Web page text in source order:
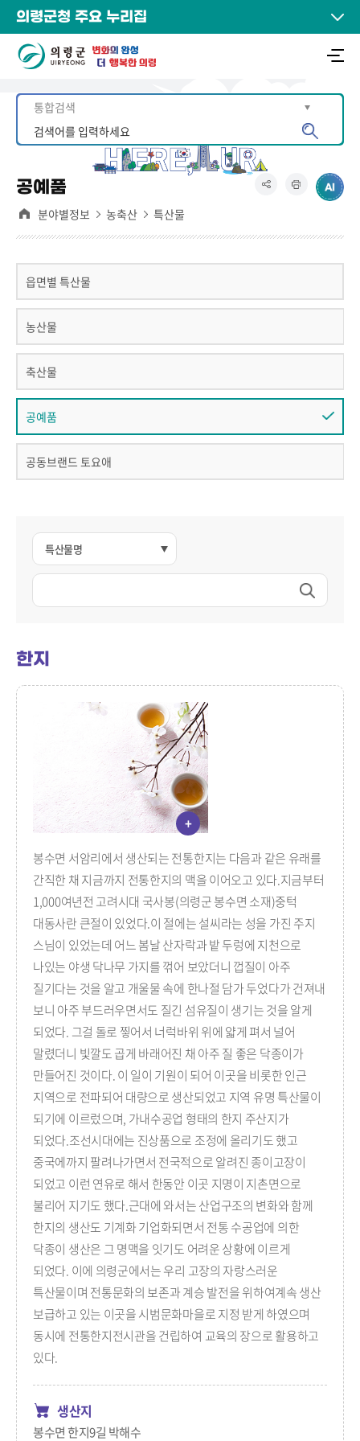
의령군청 주요 누리집
공예품
분야별정보 농축산 특산물
읍면별 특산물
농산물
축산물
공예품
공동브랜드 토요애
한지
+
봉수면 서암리에서 생산되는 전통한지는 다음과 같은 유래를
간직한 채 지금까지 전통한지의 맥을 이어오고 있다.지금부터
1,000여년전 고려시대 국사봉(의령군 봉수면 소재)중턱
대동사란 큰절이 있었다.이 절에는 설씨라는 성을 가진 주지
스님이 있었는데 어느 봄날 산자락과 밭 두렁에 지천으로
나있는 야생 닥나무 가지를 꺾어 보았더니 껍질이 아주
질기다는 것을 알고 개울물 속에 한나절 담가 두었다가 건져내
보니 아주 부드러우면서도 질긴 섬유질이 생기는 것을 알게
되었다. 그걸 돌로 찧어서 너럭바위 위에 얇게 펴서 널어
말렸더니 빛깔도 곱게 바래어진 채 아주 질 좋은 닥종이가
만들어진 것이다. 이 일이 기원이 되어 이곳을 비롯한 인근
지역으로 전파되어 대량으로 생산되었고 지역 유명 특산물이
되기에 이르렀으며, 가내수공업 형태의 한지 주산지가
되었다.조선시대에는 진상품으로 조정에 올리기도 했고
중국에까지 팔려나가면서 전국적으로 알려진 종이고장이
되었고 이런 연유로 해서 한동안 이곳 지명이 지촌면으로
불리어 지기도 했다.근대에 와서는 산업구조의 변화와 함께
한지의 생산도 기계화 기업화되면서 전통 수공업에 의한
닥종이 생산은 그 명맥을 잇기도 어려운 상황에 이르게
되었다. 이에 의령군에서는 우리 고장의 자랑스러운
특산물이며 전통문화의 보존과 계승 발전을 위하여계속 생산
보급하고 있는 이곳을 시범문화마을로 지정 받게 하였으며
동시에 전통한지전시관을 건립하여 교육의 장으로 활용하고
있다.
생산지
봉수면 한지9길 박해수